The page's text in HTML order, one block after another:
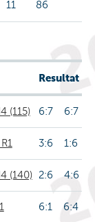
11 86
Resultat
(115) 6:7 6:7
3:6 1:6
(140) 2:6 4:6
6:1 6:4